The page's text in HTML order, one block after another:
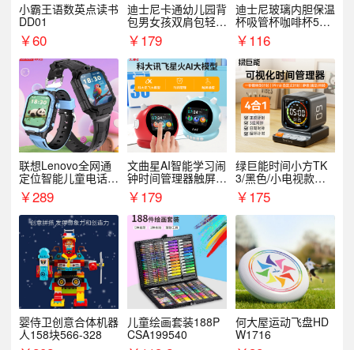
小霸王语数英点读书
DD01
￥60
迪士尼卡通幼儿园背
包男女孩双肩包轻便
可爱小背包B20107
￥179
迪士尼玻璃内胆保温
杯吸管杯咖啡杯530
MLH15135
￥116
联想Lenovo全网通
定位智能儿童电话手
表A1
￥289
文曲星AI智能学习闹
钟时间管理器触屏N
1pro
￥179
绿巨能时间小方TK
3/黑色/小电视款【T
K3】
￥175
婴侍卫创意合体机器
人158块566-328
儿童绘画套装188P
CSA199540
何大屋运动飞盘HD
W1716